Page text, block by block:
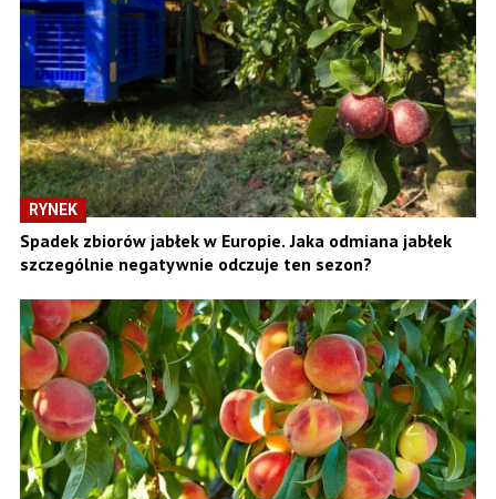
RYNEK
Spadek zbiorów jabłek w Europie. Jaka odmiana jabłek
szczególnie negatywnie odczuje ten sezon?